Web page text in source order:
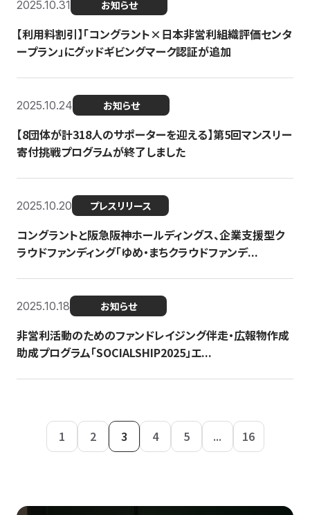
2025.10.31 お知らせ
【利用料割引】「コングラント×日本非営利組織評価センタ
ープラン」にグッドギビングマーク認証が追加
2025.10.24 お知らせ
【8団体が計318人のサポーターを迎える】​​第5回マンスリー
寄付挑戦プログラムが終了しました
2025.10.20 プレスリリース
コングラントと阪急阪神ホールディングス、企業支援型ク
ラウドファンディング「ゆめ・まちクラウドファンデ...
2025.10.18 お知らせ
非営利活動のためのファンドレイジング伴走・広報物作成
助成プログラム「SOCIALSHIP2025」エ...
1 2 3 4 5 ... 16